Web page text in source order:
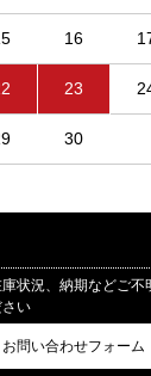
16
23
30
状況、納期などご不
い
お問い合わせフォーム